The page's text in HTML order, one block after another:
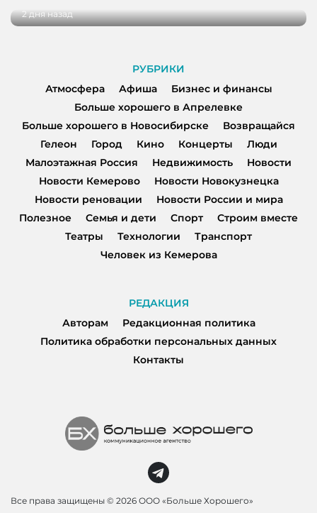
2 дня назад
РУБРИКИ
Атмосфера
Афиша
Бизнес и финансы
Больше хорошего в Апрелевке
Больше хорошего в Новосибирске
Возвращайся
Гелеон
Город Кино Концерты
Люди
Малоэтажная Россия
Недвижимость
Новости
Новости Кемерово
Новости Новокузнецка
Новости реновации
Новости России и мира
Полезное
Семья и дети Спорт
Строим вместе
Театры
Технологии
Транспорт
Человек из Кемерова
РЕДАКЦИЯ
Авторам
Редакционная политика
Политика обработки персональных данных
Контакты
Все права защищены © 2026 ООО «Больше Хорошего»